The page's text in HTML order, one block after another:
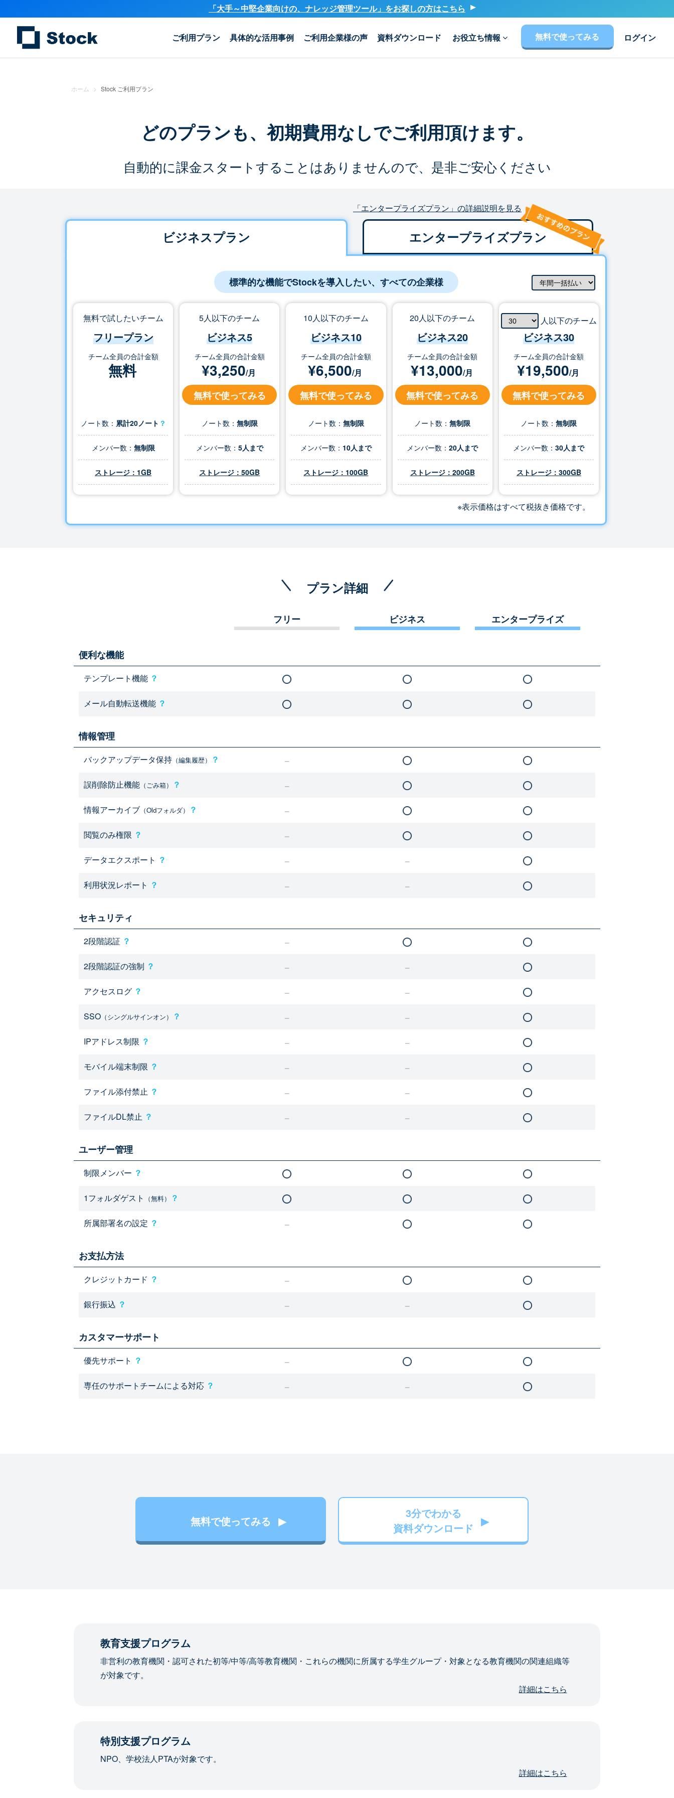
「大手～中堅企業向けの、ナレッジ管理ツール」をお探しの方はこちら
ご利用プラン 具体的な活用事例 ご利用企業様の声 資料ダウンロード お役立ち情報 無料で使ってみる ログイン
ホーム > Stock ご利用プラン
どのプランも、初期費用なしでご利用頂けます。
自動的に課金スタートすることはありませんので、是非ご安心ください
「エンタープライズプラン」の詳細説明を見る
ビジネスプラン エンタープライズプラン
標準的な機能でStockを導入したい、すべての企業様
無料で試したいチーム
フリープラン
チーム全員の合計金額
無料
ノート数： 累計20ノート ？
メンバー数： 無制限
ストレージ：1GB
5人以下のチーム
ビジネス5
チーム全員の合計金額
¥3,250/月
無料で使ってみる
ノート数： 無制限
メンバー数： 5人まで
ストレージ：50GB
10人以下のチーム
ビジネス10
チーム全員の合計金額
¥6,500/月
無料で使ってみる
ノート数： 無制限
メンバー数： 10人まで
ストレージ：100GB
20人以下のチーム
ビジネス20
チーム全員の合計金額
¥13,000/月
無料で使ってみる
ノート数：無制限
メンバー数：20人まで
ストレージ：200GB
人以下のチーム
ビジネス30
チーム全員の合計金額
¥19,500/月
無料で使ってみる
ノート数：無制限
メンバー数：30人まで
ストレージ： 300GB
※表示価格はすべて税抜き価格です。
プラン詳細
フリー ビジネス エンタープライズ
便利な機能
テンプレート機能 ？
メール自動転送機能 ？
情報管理
バックアップデータ保持 （編集履歴） ？
誤削除防止機能 （ごみ箱） ？
情報アーカイブ （Oldフォルダ） ？
閲覧のみ権限 ？
データエクスポート ？
利用状況レポート ？
セキュリティ
2段階認証 ？
2段階認証の強制 ？
アクセスログ ？
SSO （シングルサインオン） ？
IPアドレス制限 ？
モバイル端末制限 ？
ファイル添付禁止 ？
ファイルDL禁止 ？
ユーザー管理
制限メンバー ？
1フォルダゲスト （無料） ？
所属部署名の設定 ？
お支払方法
クレジットカード ？
銀行振込 ？
カスタマーサポート
優先サポート ？
専任のサポートチームによる対応 ？
無料で使ってみる
3分でわかる
資料ダウンロード
教育支援プログラム
非営利の教育機関・認可された初等/中等/高等教育機関・これらの機関に所属する学生グループ・対象となる教育機関の関連組織等
が対象です。
詳細はこちら
特別支援プログラム
NPO、学校法人PTAが対象です。
詳細はこちら